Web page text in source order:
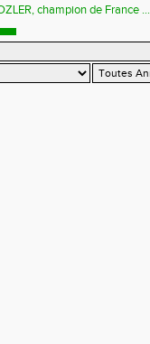
champion de France ...